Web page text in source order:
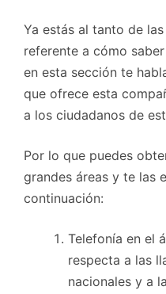
Ya estás al tanto de
referente a cómo
en esta sección te
que ofrece esta
a los ciudadanos de
Por lo que puedes
grandes áreas y te las
continuación:
Telefonía en el
respecta a las
nacionales y a